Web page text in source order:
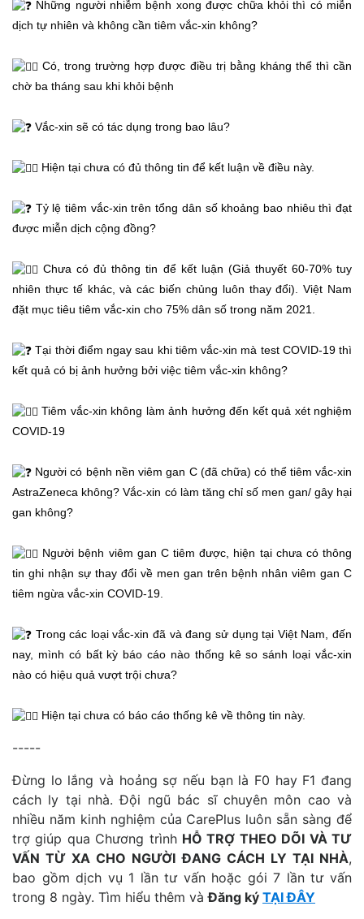
Những người nhiễm bệnh xong được chữa khỏi thì có miễn
dịch tự nhiên và không cần tiêm vắc-xin không?
Có, trong trường hợp được điều trị bằng kháng thể thì cần
chờ ba tháng sau khi khỏi bệnh
Vắc-xin sẽ có tác dụng trong bao lâu?
Hiện tại chưa có đủ thông tin để kết luận về điều này.
Tỷ lệ tiêm vắc-xin trên tổng dân số khoảng bao nhiêu thì đạt
được miễn dịch cộng đồng?
Chưa có đủ thông tin để kết luận (Giả thuyết 60-70% tuy
nhiên thực tế khác, và các biến chủng luôn thay đổi). Việt Nam
đặt mục tiêu tiêm vắc-xin cho 75% dân số trong năm 2021.
Tại thời điểm ngay sau khi tiêm vắc-xin mà test COVID-19 thì
kết quả có bị ảnh hưởng bởi việc tiêm vắc-xin không?
Tiêm vắc-xin không làm ảnh hưởng đến kết quả xét nghiệm
COVID-19
Người có bệnh nền viêm gan C (đã chữa) có thể tiêm vắc-xin
AstraZeneca không? Vắc-xin có làm tăng chỉ số men gan/ gây hại
gan không?
Người bệnh viêm gan C tiêm được, hiện tại chưa có thông
tin ghi nhận sự thay đổi về men gan trên bệnh nhân viêm gan C
tiêm ngừa vắc-xin COVID-19.
Trong các loại vắc-xin đã và đang sử dụng tại Việt Nam, đến
nay, mình có bất kỳ báo cáo nào thống kê so sánh loại vắc-xin
nào có hiệu quả vượt trội chưa?
Hiện tại chưa có báo cáo thống kê về thông tin này.
-----
Đừng lo lắng và hoảng sợ nếu bạn là F0 hay F1 đang
cách ly tại nhà. Đội ngũ bác sĩ chuyên môn cao và
nhiều năm kinh nghiệm của CarePlus luôn sẵn sàng để
trợ giúp qua Chương trình HỖ TRỢ THEO DÕI VÀ TƯ
VẤN TỪ XA CHO NGƯỜI ĐANG CÁCH LY TẠI NHÀ,
bao gồm dịch vụ 1 lần tư vấn hoặc gói 7 lần tư vấn
trong 8 ngày. Tìm hiểu thêm vàĐăng ký TẠI ĐÂY